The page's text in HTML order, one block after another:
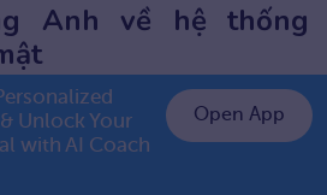
Anh về hệ thống
Phiên âm
Dịch
1 năm chỉ 799K
Unlock Your
with AI Coach
Open App